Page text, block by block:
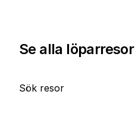
Se alla löparresor
Sök resor